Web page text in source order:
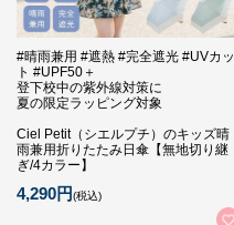
#晴雨兼用 #遮熱 #完全遮光 #UVカッ
ト #UPF50＋
登下校中の紫外線対策に
夏の限定ラッピング対象
Ciel Petit（シエルプチ）のキッズ晴
雨兼用折りたたみ日傘【無地切り継
ぎ/4カラー】
4,290円(税込)